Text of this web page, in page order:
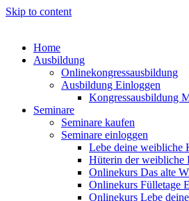
Skip to content
Home
Ausbildung
Onlinekongressausbildung
Ausbildung Einloggen
Kongressausbildung
Seminare
Seminare kaufen
Seminare einloggen
Lebe deine weibliche
Hüterin der weibliche
Onlinekurs Das alte
Onlinekurs Fülletage
Onlinekurs Lebe